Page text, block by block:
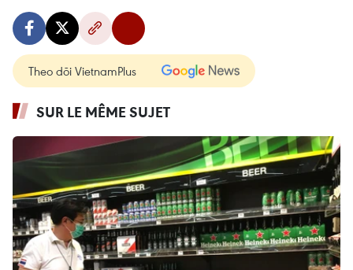
Theo dõi VietnamPlus
SUR LE MÊME SUJET